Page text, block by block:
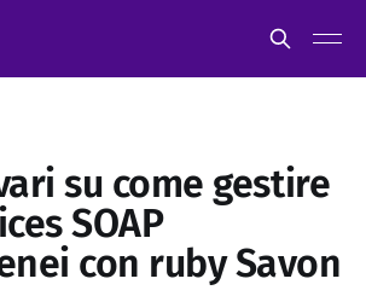
su come gestire
SOAP
con ruby Savon